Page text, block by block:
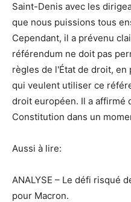
Saint-Denis avec les
que nous puissions tous
Cependant, il a prévenu
référendum ne doit pas
règles de l'État de droit, en
qui veulent utiliser ce
droit européen. Il a affirmé
Constitution dans un
Aussi à lire:
ANALYSE – Le défi risqué
pour Macron.